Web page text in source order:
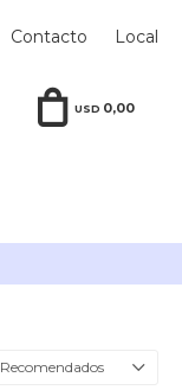
USD 0,00
Contacto Local
Recomendados